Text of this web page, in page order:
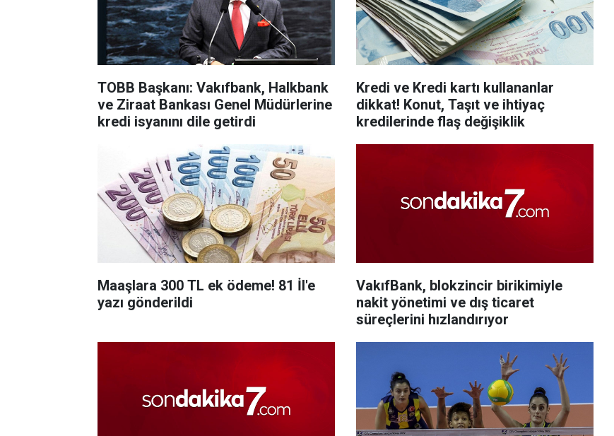
TOBB Başkanı: Vakıfbank, Halkbank
ve Ziraat Bankası Genel Müdürlerine
kredi isyanını dile getirdi
Kredi ve Kredi kartı kullananlar
dikkat! Konut, Taşıt ve ihtiyaç
kredilerinde flaş değişiklik
Maaşlara 300 TL ek ödeme! 81 İl'e
yazı gönderildi
VakıfBank, blokzincir birikimiyle
nakit yönetimi ve dış ticaret
süreçlerini hızlandırıyor